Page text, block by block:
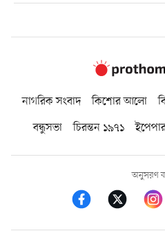
নাগরিক সংবাদ কিশোর আলো
বন্ধুসভা
চিরন্তন ১৯৭১
অনুসরণ